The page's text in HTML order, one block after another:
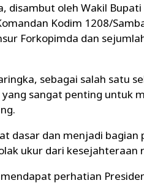
disambut oleh Wakil Bupati
Kodim 1208/
Forkopimda dan
sebagai salah satu
sangat penting untuk
dasar dan menjadi bagian
ukur dari kesejahteraan
perhatian